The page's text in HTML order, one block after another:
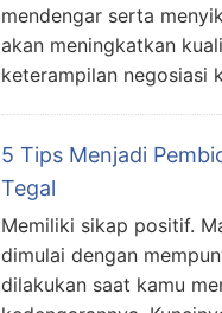
mendengar serta
akan meningkatkan
keterampilan negosiasi
5 Tips Menjadi
Tegal
Memiliki sikap positif.
dimulai dengan
dilakukan saat kamu